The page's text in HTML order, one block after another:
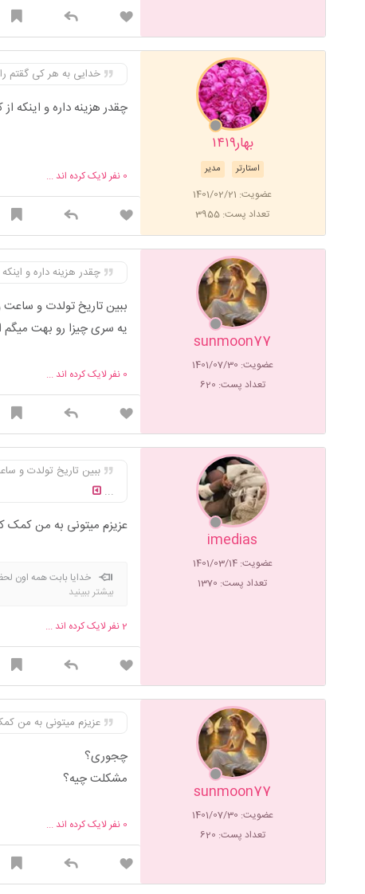
بهار۱۴۱۹
مدیر استارتر
عضویت: 1401/02/21
تعداد پست: 3955
خدایی به هر کی گقتم
چقدر هزینه داره و اینکه
0 نفر لایک کرده اند ...
sunmoon77
عضویت: 1401/07/30
تعداد پست: 620
چقدر هزینه داره و
ببین تاریخ تولدت و
یه سری چیزا رو بهت
0 نفر لایک کرده اند ...
imedias
عضویت: 1401/03/14
تعداد پست: 1370
ببین تاریخ تولدت و
...
عزیزم میتونی به من کمک
خدایا بابت همه اون
🌷💚الهی آمین✨
بیشتر ببینید
2نفر لایک کرده اند ...
sunmoon77
عضویت: 1401/07/30
تعداد پست: 620
عزیزم میتونی به من
چجوری؟
مشکلت چیه؟
0 نفر لایک کرده اند ...